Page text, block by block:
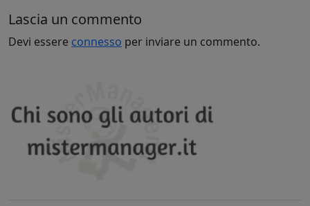
Lascia un commento
Devi essere connesso per inviare un commento.